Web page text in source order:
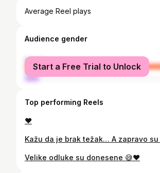
Average Reel plays
Audience gender
female
male
Start a Free Trial to Unlock
Top performing Reels
♥️
Velike odluke su donesene 😅♥️